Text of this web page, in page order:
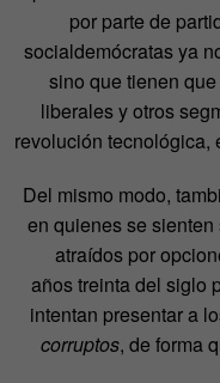
por parte de
socialdemócratas ya
sino que tienen
liberales y otros
revolución tecnológica,
Del mismo modo,
en quienes se sienten
atraídos por
años treinta del siglo
intentan presentar a
corruptos, de forma